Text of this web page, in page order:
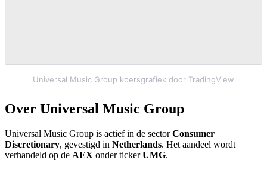
Universal Music Group koersgrafiek door TradingView
Over Universal Music Group
Universal Music Group is actief in de sectorConsumer
Discretionary, gevestigd in Netherlands. Het aandeel wordt
verhandeld op de AEX onder tickerUMG.